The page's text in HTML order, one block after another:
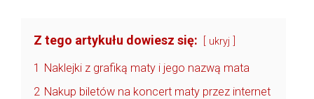
Z tego artykułu dowiesz się: ukryj
1 Naklejki z grafiką maty i jego nazwą mata
2 Nakup biletów na koncert maty przez internet